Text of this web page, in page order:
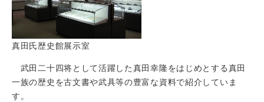
真田氏歴史館展示室
武田二十四将として活躍した真田幸隆をはじめとする真田
一族の歴史を古文書や武具等の豊富な資料で紹介していま
す。